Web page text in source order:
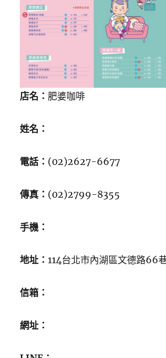
店名： 肥婆咖啡
姓名：
電話： (02)2627-6677
傳真： (02)2799-8355
手機：
地址：114台北市內湖區文德路66
信箱：
網址：